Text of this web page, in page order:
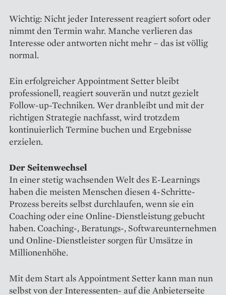
Wichtig: Nicht jeder Interessent reagiert sofort oder
nimmt den Termin wahr. Manche verlieren das
Interesse oder antworten nicht mehr – das ist völlig
normal.
Ein erfolgreicher Appointment Setter bleibt
professionell, reagiert souverän und nutzt gezielt
Follow-up-Techniken. Wer dranbleibt und mit der
richtigen Strategie nachfasst, wird trotzdem
kontinuierlich Termine buchen und Ergebnisse
erzielen.
Der Seitenwechsel
In einer stetig wachsenden Welt des E-Learnings
haben die meisten Menschen diesen 4-Schritte-
Prozess bereits selbst durchlaufen, wenn sie ein
Coaching oder eine Online-Dienstleistung gebucht
haben. Coaching-, Beratungs-, Softwareunternehmen
und Online-Dienstleister sorgen für Umsätze in
Millionenhöhe.
Mit dem Start als Appointment Setter kann man nun
selbst von der Interessenten- auf die Anbieterseite